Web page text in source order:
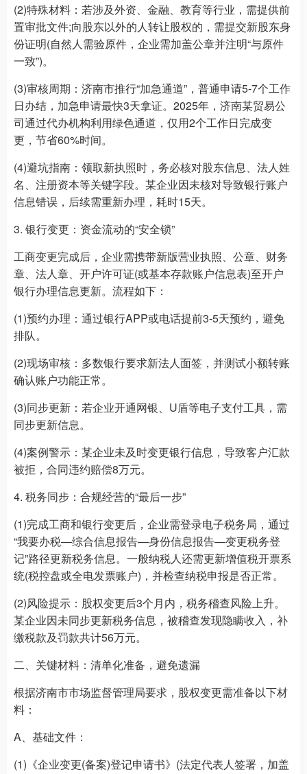
(2)特殊材料：若涉及外资、金融、教育等行业，需提供前
置审批文件;向股东以外的人转让股权的，需提交新股东身
份证明(自然人需验原件，企业需加盖公章并注明“与原件
一致”)。
(3)审核周期：济南市推行“加急通道”，普通申请5-7个工作
日办结，加急申请最快3天拿证。2025年，济南某贸易公
司通过代办机构利用绿色通道，仅用2个工作日完成变
更，节省60%时间。
(4)避坑指南：领取新执照时，务必核对股东信息、法人姓
名、注册资本等关键字段。某企业因未核对导致银行账户
信息错误，后续需重新办理，耗时15天。
3. 银行变更：资金流动的“安全锁”
工商变更完成后，企业需携带新版营业执照、公章、财务
章、法人章、开户许可证(或基本存款账户信息表)至开户
银行办理信息更新。流程如下：
(1)预约办理：通过银行APP或电话提前3-5天预约，避免
排队。
(2)现场审核：多数银行要求新法人面签，并测试小额转账
确认账户功能正常。
(3)同步更新：若企业开通网银、U盾等电子支付工具，需
同步更新信息。
(4)案例警示：某企业未及时变更银行信息，导致客户汇款
被拒，合同违约赔偿8万元。
4. 税务同步：合规经营的“最后一步”
(1)完成工商和银行变更后，企业需登录电子税务局，通过
“我要办税—综合信息报告—身份信息报告—变更税务登
记”路径更新税务信息。一般纳税人还需更新增值税开票系
统(税控盘或全电发票账户)，并检查纳税申报是否正常。
(2)风险提示：股权变更后3个月内，税务稽查风险上升。
某企业因未同步更新税务信息，被稽查发现隐瞒收入，补
缴税款及罚款共计56万元。
二、关键材料：清单化准备，避免遗漏
根据济南市市场监督管理局要求，股权变更需准备以下材
料：
A、基础文件：
(1)《企业变更(备案)登记申请书》(法定代表人签署，加盖